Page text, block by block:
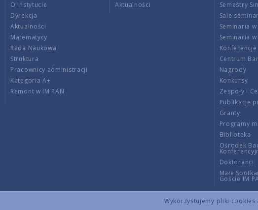
Wykorzystujemy pliki cookies
O Instytucie
Dyrekcja
Aktualności
Matematycy
Rada Naukowa
Struktura
Pracownicy administracji
Kategoria A+
Remont w IM PAN
Aktualności
Semestry
Sale
Seminaria w
Seminaria
Konferencje
Centrum
Nagrody
Konkursy
Zespoły i
Publikacje
Granty
Programy
Biblioteka
Ośrodek
Doktoranci
Małe
Goście IM